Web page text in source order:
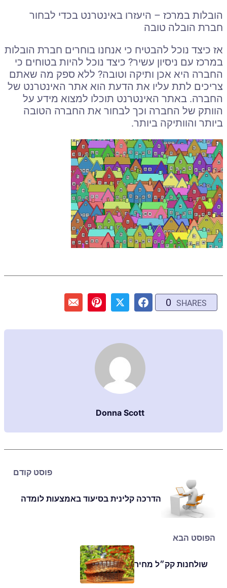
הובלות במרכז – היעזרו באינטרנט בכדי לבחור
חברת הובלה טובה
אז כיצד נוכל להבטיח כי אנחנו בוחרים חברת הובלות
במרכז עם ניסיון עשיר? כיצד נוכל להיות בטוחים כי
החברה היא אכן ותיקה וטובה? ללא ספק מה שאתם
צריכים לתת עליו את הדעת הוא אתר האינטרנט של
החברה. באתר האינטרנט תוכלו למצוא מידע על
הוותק של החברה וכך לבחור את החברה הטובה
ביותר והוותיקה ביותר.
0 SHARES
Donna Scott
פוסט קודם
הדרכה קלינית בסיעוד באמצעות לומדה
הפוסט הבא
שולחנות קק״ל מחיר